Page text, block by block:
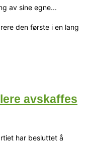
av sine egne...
den første i en lang
avskaffes
har besluttet å